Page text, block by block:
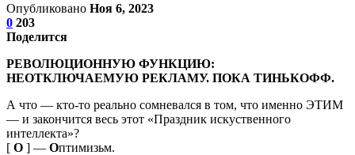
Опубликовано Ноя 6, 2023
0 203
Поделится
РЕВОЛЮЦИОННУЮ ФУНКЦИЮ:
НЕОТКЛЮЧАЕМУЮ РЕКЛАМУ. ПОКА ТИНЬКОФФ.
А что — кто-то реально сомневался в том, что именно ЭТИМ
— и закончится весь этот «Праздник искуственного
интеллекта»?
[ O ] — Оптимизьм.